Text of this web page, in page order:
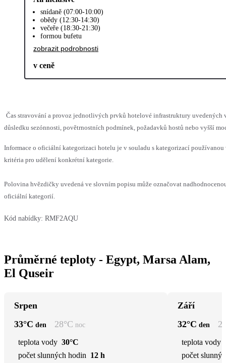
snídaně (07:00-10:00)
obědy (12:30-14:30)
večeře (18:30-21:30)
formou bufetu
zobrazit podrobnosti
v ceně
Čas stravování a provoz jednotlivých prvků hotelové infrastruktury uvedených
důsledku sezónnosti, povětrnostních podmínek, požadavků hostů nebo vyšší
Informace o oficiální kategorizaci hotelu je v souladu s kategorizací
kritéria pro udělení konkrétní kategorie.
Polovina hvězdičky uvedená ve slovním popisu může označovat
oficiální kategorií.
Kód nabídky: RMF2AQU
Průměrné teploty - Egypt, Marsa Alam,
El Quseir
Srpen
33°C den 28°C noc
teplota vody 30°C
počet slunných hodin 12 h
Září
32°C den
teplota vody
počet